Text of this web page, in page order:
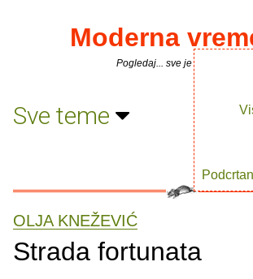
Moderna
Pogledaj... sve je puno knjiga.
Sve teme
OLJA KNEŽEVIĆ
Strada fortunata